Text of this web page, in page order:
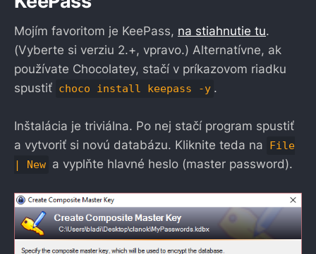
Mojím favoritom je KeePass, na stiahnutie tu.
(Vyberte si verziu 2.+, vpravo.) Alternatívne, ak
používate Chocolatey, stačí v príkazovom riadku
spustiť choco install keepass -y .
Inštalácia je triviálna. Po nej stačí program spustiť
a vytvoriť si novú databázu. Kliknite teda na
File
| New a vyplňte hlavné heslo (master password).